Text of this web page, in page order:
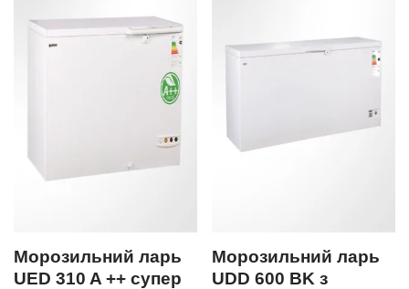
Морозильний ларь
UED 310 A ++ супер
Морозильний ларь
UDD 600 BK з